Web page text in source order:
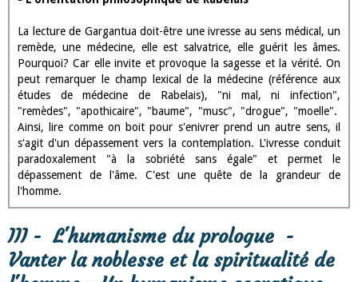
le chiasme du premier paragraphe permet à l’auteur de comparer
Socrate aux Silènes, il revient ensuite à une description du
philosophe qui est mise en avant dans tout le prologue de façon
implicite.
Il établit un rapport d’analogie entre ses œuvres, Socrate et les
Silènes. Il s’agit de souligner l’apparence trompeuse de ces
auteurs et de ces personnages mythologiques, fils d’hermès,
précepteur de Bacchus, Dieu du vin très repoussant
physiquement; Enfin nous constatons l’importance de la
métaphore filée qui compare le lecteur à un chien avec son os à
- Deux niveaux de lecture